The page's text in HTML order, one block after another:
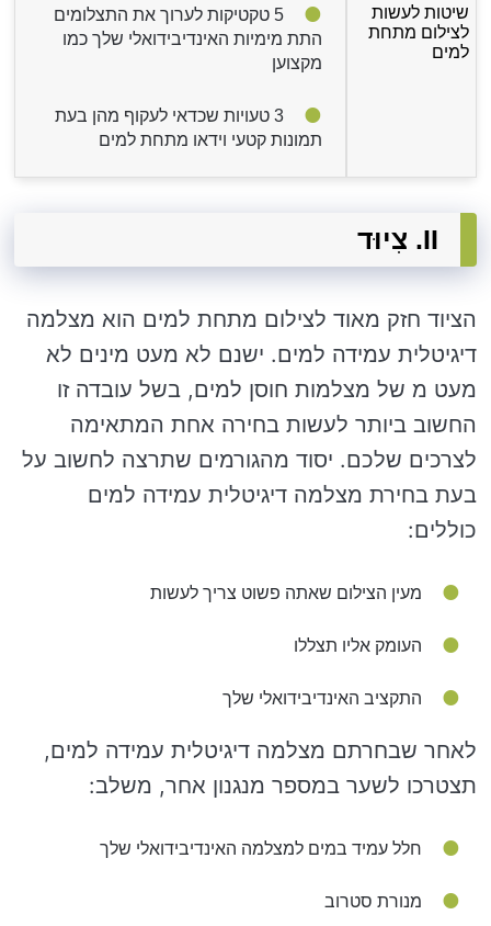
שיטות לעשות
לצילום מתחת
למים
5 טקטיקות לערוך את התצלומים
התת מימיות האינדיבידואלי שלך כמו
מקצוען
3 טעויות שכדאי לעקוף מהן בעת ​​
תמונות קטעי וידאו מתחת למים
II. צִיוּד
הציוד חזק מאוד לצילום מתחת למים הוא מצלמה
דיגיטלית עמידה למים. ישנם לא מעט מינים לא
מעט מ של מצלמות חוסן למים, בשל עובדה זו
החשוב ביותר לעשות בחירה אחת המתאימה
לצרכים שלכם. יסוד מהגורמים שתרצה לחשוב על
בעת ​​בחירת מצלמה דיגיטלית עמידה למים
כוללים:
מעין הצילום שאתה פשוט צריך לעשות
העומק אליו תצללו
התקציב האינדיבידואלי שלך
לאחר שבחרתם מצלמה דיגיטלית עמידה למים,
תצטרכו לשער במספר מנגנון אחר, משלב:
חלל עמיד במים למצלמה האינדיבידואלי שלך
מנורת סטרוב